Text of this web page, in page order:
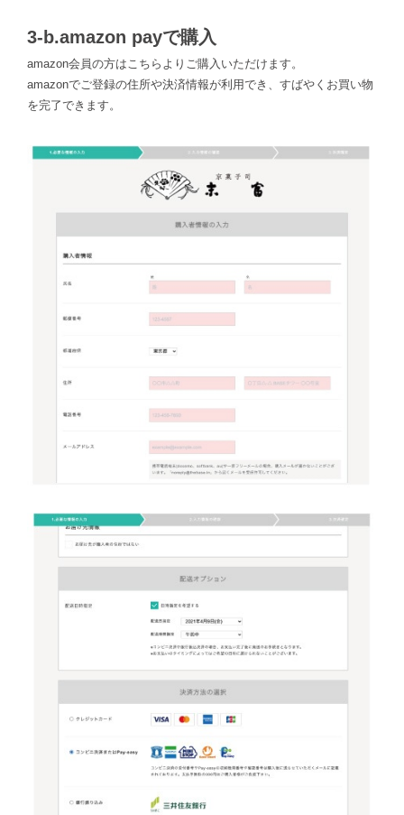
3-b.amazon payで購入
amazon会員の方はこちらよりご購入いただけます。
amazonでご登録の住所や決済情報が利用でき、すばやくお買い物
を完了できます。